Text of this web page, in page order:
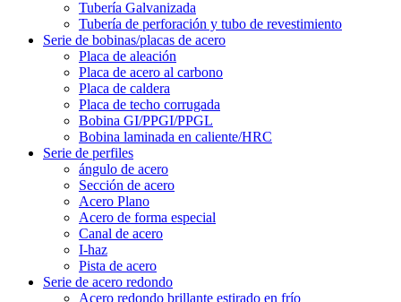
Tubería Galvanizada
Tubería de perforación y tubo de revestimiento
Serie de bobinas/placas de acero
Placa de aleación
Placa de acero al carbono
Placa de caldera
Placa de techo corrugada
Bobina GI/PPGI/PPGL
Bobina laminada en caliente/HRC
Serie de perfiles
ángulo de acero
Sección de acero
Acero Plano
Acero de forma especial
Canal de acero
I-haz
Pista de acero
Serie de acero redondo
Acero redondo brillante estirado en frío